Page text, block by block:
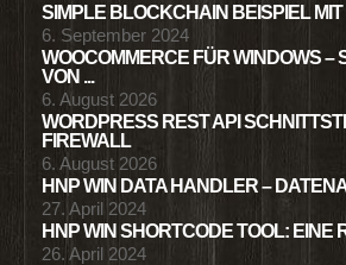
SIMPLE BLOCKCHAIN BEISPIEL MIT
6. September 2024
WOOCOMMERCE FÜR WINDOWS –
VON ...
6. August 2026
WORDPRESS REST API
FIREWALL
6. August 2026
HNP WIN DATA HANDLER –
27. April 2024
HNP WIN SHORTCODE TOOL: EINE
26. April 2024